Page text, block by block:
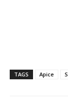
TAGS Apice